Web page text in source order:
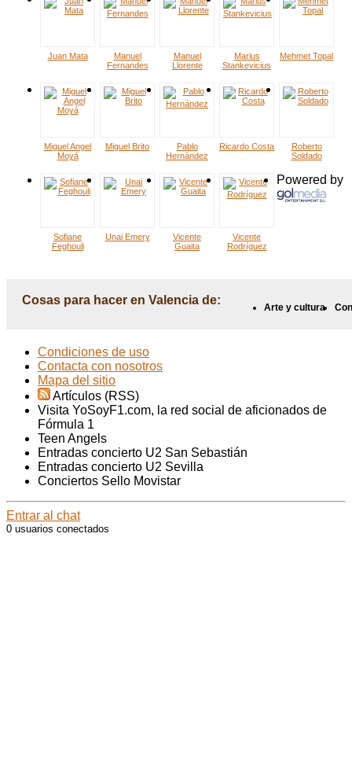
Juan Mata
Manuel
Fernandes
Manuel
Llorente
Marius
Stankevicius
Mehmet Topal
Miguel Angel
Moyá
Miguel Brito
Pablo
Hernández
Ricardo Costa
Roberto
Soldado
Sofiane
Feghouli
Unai Emery
Vicente
Guaita
Vicente
Rodríguez
Cosas para hacer en Valencia de:
Arte y cultura
Powered by
Condiciones de uso
Contacta con nosotros
Mapa del sitio
Artículos (RSS)
Visita YoSoyF1.com, la red social de aficionados de
Fórmula 1
Teen Angels
Entradas concierto U2 San Sebastián
Entradas concierto U2 Sevilla
Conciertos Sello Movistar
Entrar al chat
0 usuarios conectados